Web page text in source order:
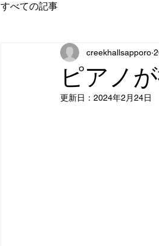
すべての記事
ピアノ
creekhallsapporo
更新日： 2024年2月24日